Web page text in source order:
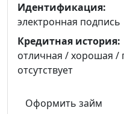
Оформить займ
Идентификация:
электронная подпись
Кредитная история:
отличная / хорошая /
отсутствует